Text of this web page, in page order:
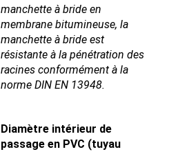
manchette à bride en
membrane bitumineuse, la
manchette à bride est
résistante à la pénétration des
racines conformément à la
norme DIN EN 13948.
Diamètre intérieur de
passage en PVC (tuyau